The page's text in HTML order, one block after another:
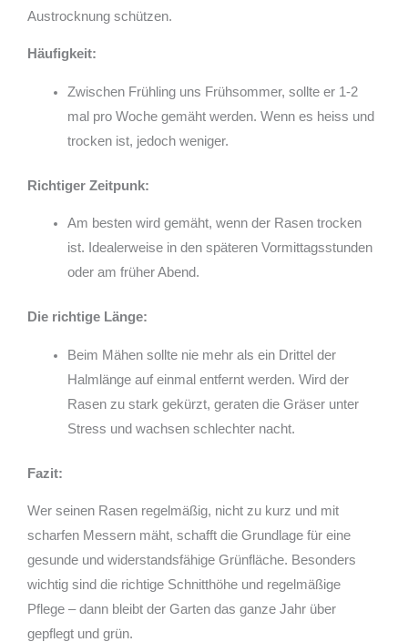
Austrocknung schützen.
Häufigkeit:
Zwischen Frühling uns Frühsommer, sollte er 1-2
mal pro Woche gemäht werden. Wenn es heiss und
trocken ist, jedoch weniger.
Richtiger Zeitpunk:
Am besten wird gemäht, wenn der Rasen trocken
ist. Idealerweise in den späteren Vormittagsstunden
oder am früher Abend.
Die richtige Länge:
Beim Mähen sollte nie mehr als ein Drittel der
Halmlänge auf einmal entfernt werden. Wird der
Rasen zu stark gekürzt, geraten die Gräser unter
Stress und wachsen schlechter nacht.
Fazit:
Wer seinen Rasen regelmäßig, nicht zu kurz und mit
scharfen Messern mäht, schafft die Grundlage für eine
gesunde und widerstandsfähige Grünfläche. Besonders
wichtig sind die richtige Schnitthöhe und regelmäßige
Pflege – dann bleibt der Garten das ganze Jahr über
gepflegt und grün.